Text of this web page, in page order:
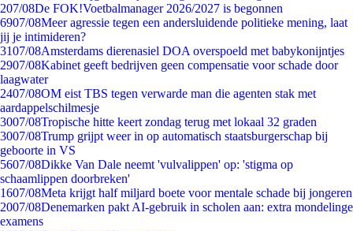
207/08De FOK!Voetbalmanager 2026/2027 is begonnen
6907/08Meer agressie tegen een andersluidende politieke mening, laat
jij je intimideren?
3107/08Amsterdams dierenasiel DOA overspoeld met babykonijntjes
2907/08Kabinet geeft bedrijven geen compensatie voor schade door
laagwater
2407/08OM eist TBS tegen verwarde man die agenten stak met
aardappelschilmesje
3007/08Tropische hitte keert zondag terug met lokaal 32 graden
3007/08Trump grijpt weer in op automatisch staatsburgerschap bij
geboorte in VS
5607/08Dikke Van Dale neemt 'vulvalippen' op: 'stigma op
schaamlippen doorbreken'
1607/08Meta krijgt half miljard boete voor mentale schade bij jongeren
2007/08Denemarken pakt AI-gebruik in scholen aan: extra mondelinge
examens